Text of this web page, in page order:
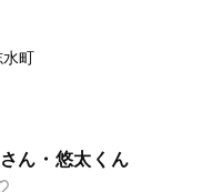
町
ん・悠太くん